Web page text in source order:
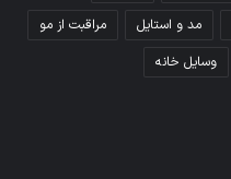
مد و استایل
مراقبت از مو
وسایل خانه